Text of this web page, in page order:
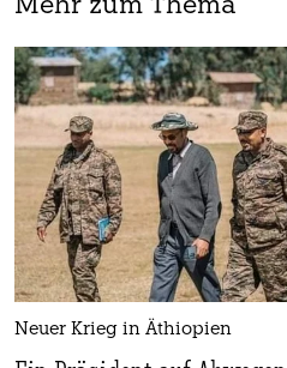
Mehr zum Thema
Neuer Krieg in Äthiopien